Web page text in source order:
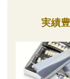
実績